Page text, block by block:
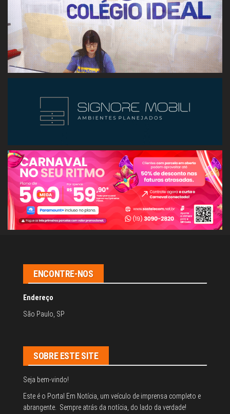
ENCONTRE-NOS
Endereço
São Paulo, SP
SOBRE ESTE SITE
Seja bem-vindo!
Este é o Portal Em Notícia, um veículo de imprensa completo e
abrangente. Sempre atrás da notícia, do lado da verdade!